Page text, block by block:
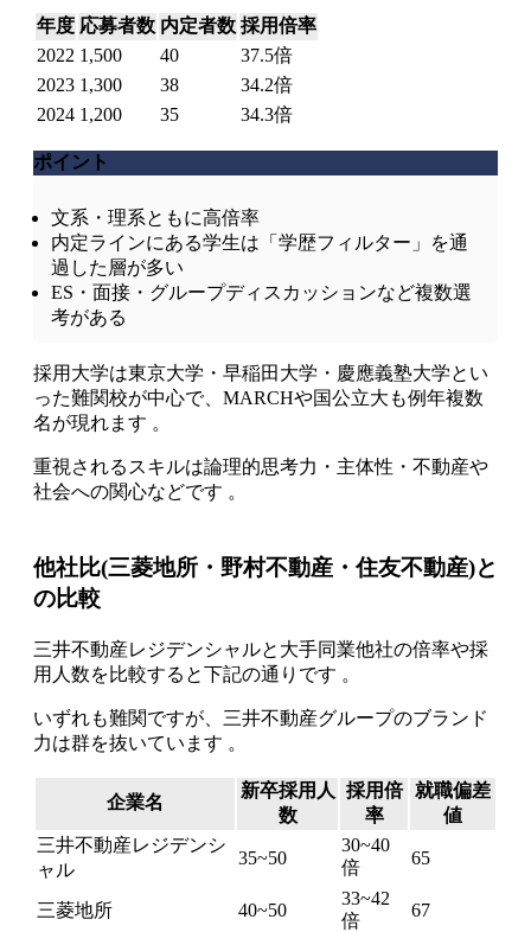
年度 応募者数 内定者数 採用倍率
2022 1,500 40
37.5倍
2023 1,300 38
34.2倍
2024 1,200 35 34.3倍
ポイント
文系・理系ともに高倍率
内定ラインにある学生は「学歴フィルター」を通
過した層が多い
ES・面接・グループディスカッションなど複数選
考がある
採用大学は東京大学・早稲田大学・慶應義塾大学とい
った難関校が中心で、MARCHや国公立大も例年複数
名が現れます 。
重視されるスキルは論理的思考力・主体性・不動産や
社会への関心などです 。
他社比(三菱地所・野村不動産・住友不動産)と
の比較
三井不動産レジデンシャルと大手同業他社の倍率や採
用人数を比較すると下記の通りです 。
いずれも難関ですが、三井不動産グループのブランド
力は群を抜いています 。
企業名
新卒採用人
数
採用倍
率
就職偏差
値
三井不動産レジデンシ
ャル
35~50
30~40
倍
65
三菱地所 40~50
33~42
倍
67